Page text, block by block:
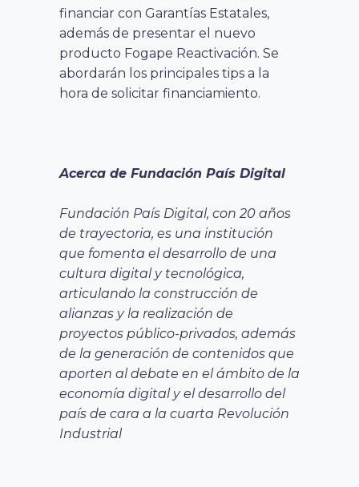
financiar con Garantías Estatales,
además de presentar el nuevo
producto Fogape Reactivación. Se
abordarán los principales tips a la
hora de solicitar financiamiento.
Acerca de Fundación País Digital
Fundación País Digital, con 20 años
de trayectoria, es una institución
que fomenta el desarrollo de una
cultura digital y tecnológica,
articulando la construcción de
alianzas y la realización de
proyectos público-privados, además
de la generación de contenidos que
aporten al debate en el ámbito de la
economía digital y el desarrollo del
país de cara a la cuarta Revolución
Industrial